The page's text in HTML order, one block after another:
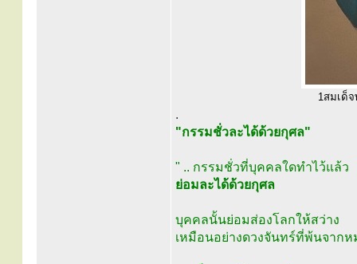
1สมเด็จ
.
"กรรมชั่วละได้ด้วยกุศล"
" .. กรรมชั่วที่บุคคลใดทำไว้แล้ว
ย่อมละได้ด้วยกุศล
บุคคลนั้นย่อมส่องโลกให้สว่าง
เหมือนอย่างดวงจันทร์ที่พ้นจากห